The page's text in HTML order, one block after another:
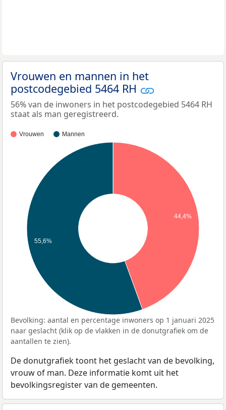
Vrouwen en mannen in het
postcodegebied 5464 RH
56% van de inwoners in het postcodegebied 5464 RH
staat als man geregistreerd.
Vrouwen Mannen
44,4%
55,6%
Bevolking: aantal en percentage inwoners op 1 januari 2025
naar geslacht (klik op de vlakken in de donutgrafiek om de
aantallen te zien).
De donutgrafiek toont het geslacht van de bevolking,
vrouw of man. Deze informatie komt uit het
bevolkingsregister van de gemeenten.